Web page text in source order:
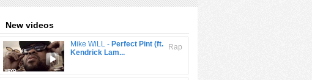
New videos
Rap
Mike WiLL - Perfect Pint (ft.
Kendrick Lam...